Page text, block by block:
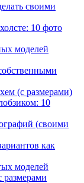
своими
10 фото
моделей
(с размерами)
10
(своими
как
моделей
размерами